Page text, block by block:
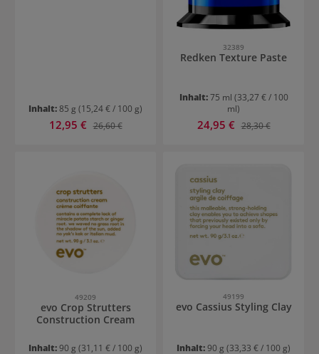
Inhalt:85 g (15,24 € / 100 g)
Verkaufspreis:
12,95 € Regulärer Preis:
26,60 €
32389
Redken Texture Paste
Inhalt:75 ml (33,27 € / 100
ml)
Verkaufspreis:
24,95 € Regulärer Preis:
28,30 €
49209
evo Crop Strutters
Construction Cream
Inhalt:90 g (31,11 € / 100 g)
49199
evo Cassius Styling Clay
Inhalt:90 g (33,33 € / 100 g)